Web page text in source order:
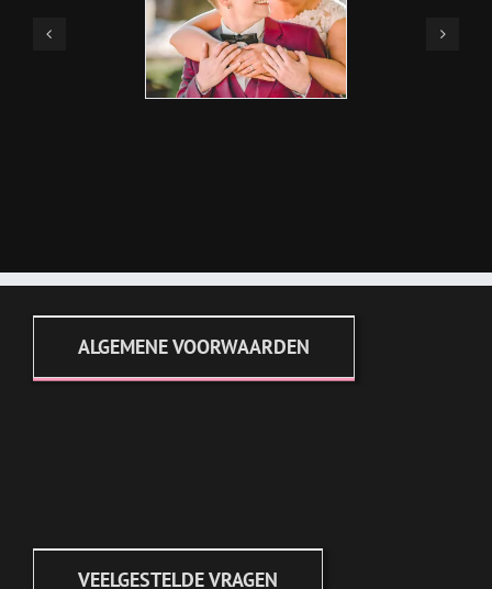
ALGEMENE VOORWAARDEN
VEELGESTELDE VRAGEN